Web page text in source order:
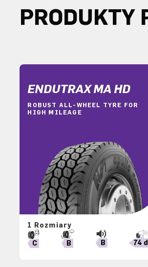
PRODUKTY
ENDUTRAX MA HD
ROBUST ALL-WHEEL TYRE FOR
HIGH MILEAGE
1 Rozmiary
C B B 74